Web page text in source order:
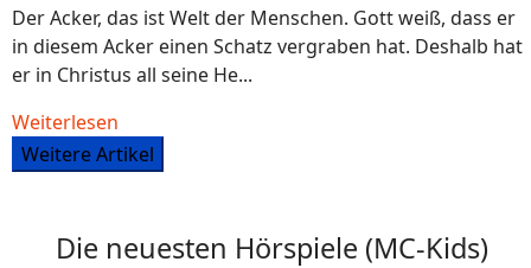
Der Acker, das ist Welt der Menschen. Gott weiß, dass er
in diesem Acker einen Schatz vergraben hat. Deshalb hat
er in Christus all seine He...
Weiterlesen
Weitere Artikel
Die neuesten Hörspiele (MC-Kids)